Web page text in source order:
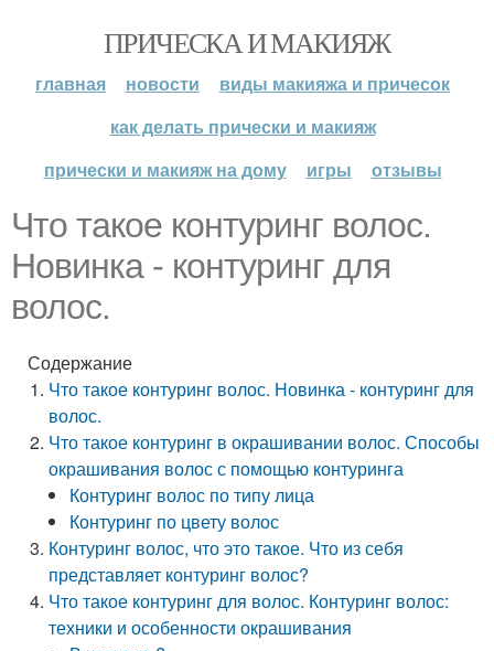
ПРИЧЕСКА И МАКИЯЖ
главная новости
виды макияжа и причесок
как делать прически и макияж
прически и макияж на дому
игры отзывы
Что такое контуринг волос.
Новинка - контуринг для
волос.
Содержание
Что такое контуринг волос. Новинка - контуринг для
волос.
Что такое контуринг в окрашивании волос. Способы
окрашивания волос с помощью контуринга
Контуринг волос по типу лица
Контуринг по цвету волос
Контуринг волос, что это такое. Что из себя
представляет контуринг волос?
Что такое контуринг для волос. Контуринг волос:
техники и особенности окрашивания